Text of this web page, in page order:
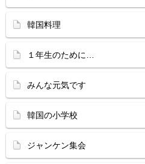
韓国料理
１年生のために…
みんな元気です
韓国の小学校
ジャンケン集会